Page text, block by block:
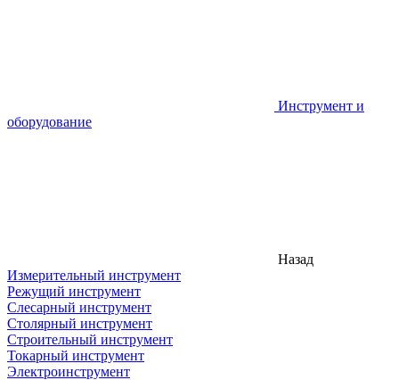
Инструмент и
оборудование
Назад
Измерительный инструмент
Режущий инструмент
Слесарный инструмент
Столярный инструмент
Строительный инструмент
Токарный инструмент
Электроинструмент